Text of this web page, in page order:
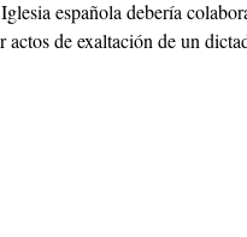
española debería
de exaltación de un